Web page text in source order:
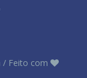
/ Feito com